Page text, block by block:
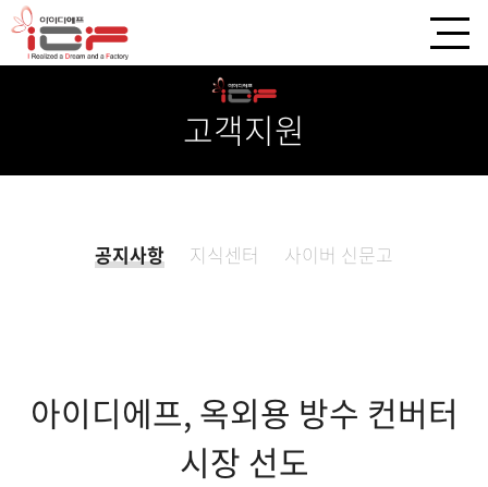
고객지원
공지사항 지식센터 사이버 신문고
아이디에프, 옥외용 방수 컨버터
시장 선도